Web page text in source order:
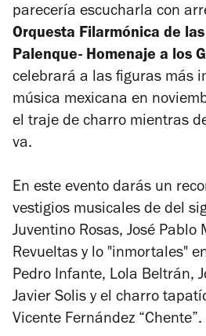
parecería escucharla con
Orquesta Filarmónica de
Palenque- Homenaje a los
celebrará a las figuras más
música mexicana en
el traje de charro mientras
va.
En este evento darás un
vestigios musicales de del
Juventino Rosas, José Pablo
Revueltas y lo "inmortales"
Pedro Infante, Lola Beltrán,
Javier Solis y el charro
Vicente Fernández